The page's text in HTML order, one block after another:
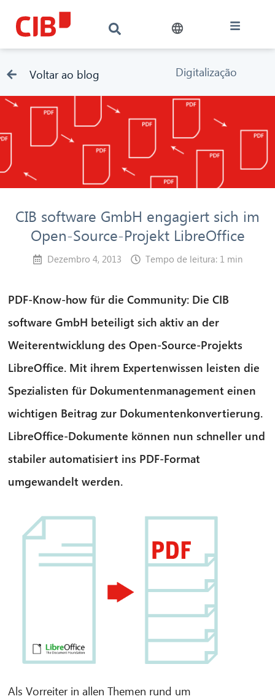
Voltar ao blog Digitalização
CIB software GmbH engagiert sich im
Open-Source-Projekt LibreOffice
Dezembro 4, 2013 Tempo de leitura: 1 min
PDF-Know-how für die Community: Die CIB
software GmbH beteiligt sich aktiv an der
Weiterentwicklung des Open-Source-Projekts
LibreOffice. Mit ihrem Expertenwissen leisten die
Spezialisten für Dokumentenmanagement einen
wichtigen Beitrag zur Dokumentenkonvertierung.
LibreOffice-Dokumente können nun schneller und
stabiler automatisiert ins PDF-Format
umgewandelt werden.
Als Vorreiter in allen Themen rund um